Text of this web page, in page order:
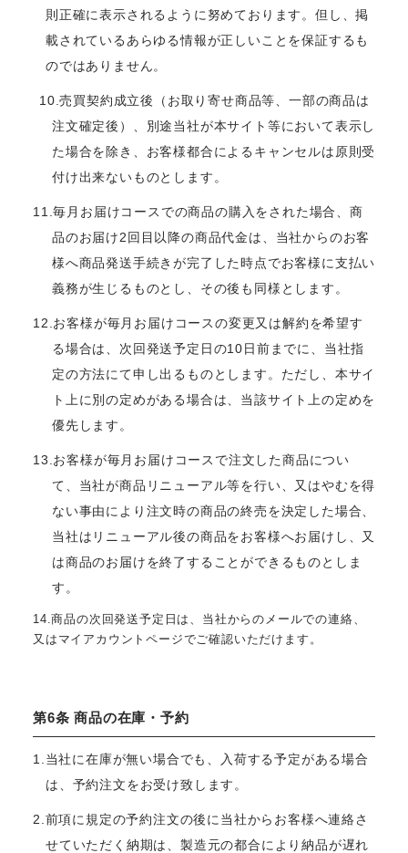
則正確に表示されるように努めております。但し、掲
載されているあらゆる情報が正しいことを保証するも
のではありません。
10.売買契約成立後（お取り寄せ商品等、一部の商品は
注文確定後）、別途当社が本サイト等において表示し
た場合を除き、お客様都合によるキャンセルは原則受
付け出来ないものとします。
11.毎月お届けコースでの商品の購入をされた場合、商
品のお届け2回目以降の商品代金は、当社からのお客
様へ商品発送手続きが完了した時点でお客様に支払い
義務が生じるものとし、その後も同様とします。
12.お客様が毎月お届けコースの変更又は解約を希望す
る場合は、次回発送予定日の10日前までに、当社指
定の方法にて申し出るものとします。ただし、本サイ
ト上に別の定めがある場合は、当該サイト上の定めを
優先します。
13.お客様が毎月お届けコースで注文した商品につい
て、当社が商品リニューアル等を行い、又はやむを得
ない事由により注文時の商品の終売を決定した場合、
当社はリニューアル後の商品をお客様へお届けし、又
は商品のお届けを終了することができるものとしま
す。
14.商品の次回発送予定日は、当社からのメールでの連絡、
又はマイアカウントページでご確認いただけます。
第6条 商品の在庫・予約
1.当社に在庫が無い場合でも、入荷する予定がある場合
は、予約注文をお受け致します。
2.前項に規定の予約注文の後に当社からお客様へ連絡さ
せていただく納期は、製造元の都合により納品が遅れ